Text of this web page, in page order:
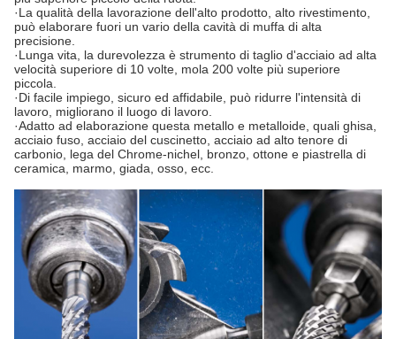
·La qualità della lavorazione dell'alto prodotto, alto rivestimento,
può elaborare fuori un vario della cavità di muffa di alta
precisione.
·Lunga vita, la durevolezza è strumento di taglio d'acciaio ad alta
velocità superiore di 10 volte, mola 200 volte più superiore
piccola.
·Di facile impiego, sicuro ed affidabile, può ridurre l'intensità di
lavoro, migliorano il luogo di lavoro.
·Adatto ad elaborazione questa metallo e metalloide, quali ghisa,
acciaio fuso, acciaio del cuscinetto, acciaio ad alto tenore di
carbonio, lega del Chrome-nichel, bronzo, ottone e piastrella di
ceramica, marmo, giada, osso, ecc.